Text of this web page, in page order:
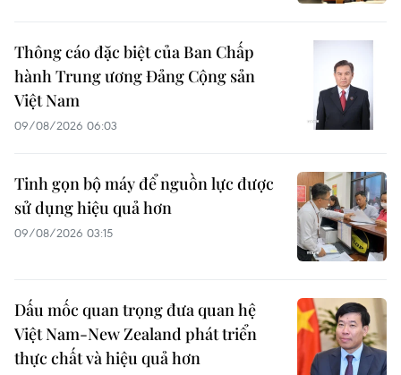
Thông cáo đặc biệt của Ban Chấp
hành Trung ương Đảng Cộng sản
Việt Nam
09/08/2026 06:03
Tinh gọn bộ máy để nguồn lực được
sử dụng hiệu quả hơn
09/08/2026 03:15
Dấu mốc quan trọng đưa quan hệ
Việt Nam-New Zealand phát triển
thực chất và hiệu quả hơn